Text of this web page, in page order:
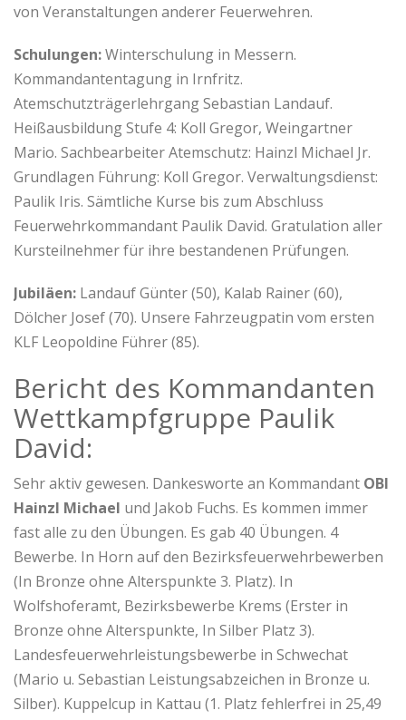
von Veranstaltungen anderer Feuerwehren.
Schulungen:Winterschulung in Messern.
Kommandantentagung in Irnfritz.
Atemschutzträgerlehrgang Sebastian Landauf.
Heißausbildung Stufe 4: Koll Gregor, Weingartner
Mario. Sachbearbeiter Atemschutz: Hainzl Michael Jr.
Grundlagen Führung: Koll Gregor. Verwaltungsdienst:
Paulik Iris. Sämtliche Kurse bis zum Abschluss
Feuerwehrkommandant Paulik David. Gratulation aller
Kursteilnehmer für ihre bestandenen Prüfungen.
Jubiläen: Landauf Günter (50), Kalab Rainer (60),
Dölcher Josef (70). Unsere Fahrzeugpatin vom ersten
KLF Leopoldine Führer (85).
Bericht des Kommandanten
Wettkampfgruppe Paulik
David:
Sehr aktiv gewesen. Dankesworte an Kommandant OBI
Hainzl Michael und Jakob Fuchs. Es kommen immer
fast alle zu den Übungen. Es gab 40 Übungen. 4
Bewerbe. In Horn auf den Bezirksfeuerwehrbewerben
(In Bronze ohne Alterspunkte 3. Platz). In
Wolfshoferamt, Bezirksbewerbe Krems (Erster in
Bronze ohne Alterspunkte, In Silber Platz 3).
Landesfeuerwehrleistungsbewerbe in Schwechat
(Mario u. Sebastian Leistungsabzeichen in Bronze u.
Silber). Kuppelcup in Kattau (1. Platz fehlerfrei in 25,49